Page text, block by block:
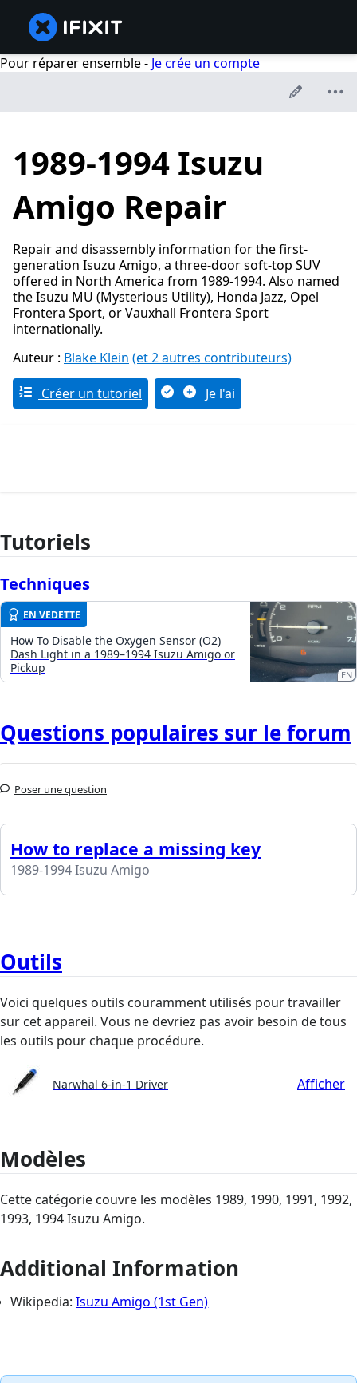
Pour réparer ensemble - Je crée un compte
1989-1994 Isuzu
Amigo Repair
Repair and disassembly information for the first-
generation Isuzu Amigo, a three-door soft-top SUV
offered in North America from 1989-1994. Also named
the Isuzu MU (Mysterious Utility), Honda Jazz, Opel
Frontera Sport, or Vauxhall Frontera Sport
internationally.
Auteur : Blake Klein (et 2 autres contributeurs)
Créer un tutoriel Je l'ai
Tutoriels
Techniques
EN VEDETTE
How To Disable the Oxygen Sensor (O2)
Dash Light in a 1989–1994 Isuzu Amigo or
Pickup
EN
Questions populaires sur le forum
Poser une question
How to replace a missing key
1989-1994 Isuzu Amigo
Outils
Voici quelques outils couramment utilisés pour travailler
sur cet appareil. Vous ne devriez pas avoir besoin de tous
les outils pour chaque procédure.
Narwhal 6-in-1 Driver Afficher
Modèles
Cette catégorie couvre les modèles 1989, 1990, 1991, 1992,
1993, 1994 Isuzu Amigo.
Additional Information
Wikipedia:Isuzu Amigo (1st Gen)